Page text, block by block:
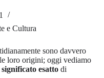
e Cultura
sono davvero
loro origini; oggi vediamo
esatto di